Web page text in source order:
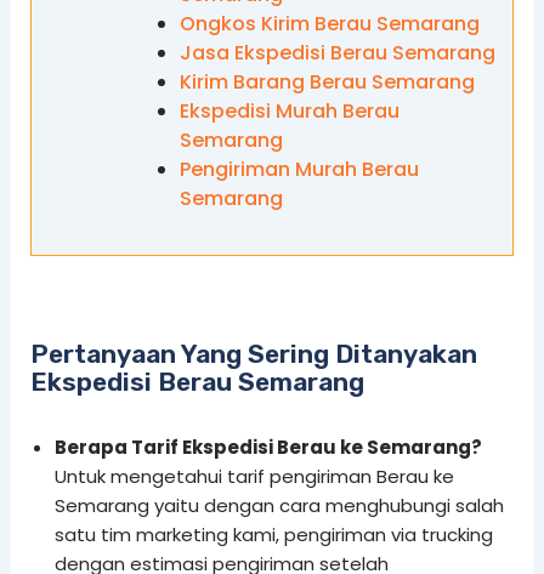
Ongkos Kirim Berau Semarang
Jasa Ekspedisi Berau Semarang
Kirim Barang Berau Semarang
Ekspedisi Murah Berau
Semarang
Pengiriman Murah Berau
Semarang
Pertanyaan Yang Sering Ditanyakan
Ekspedisi Berau Semarang
Berapa Tarif Ekspedisi Berau ke Semarang?
Untuk mengetahui tarif pengiriman Berau ke
Semarang yaitu dengan cara menghubungi salah
satu tim marketing kami, pengiriman via trucking
dengan estimasi pengiriman setelah